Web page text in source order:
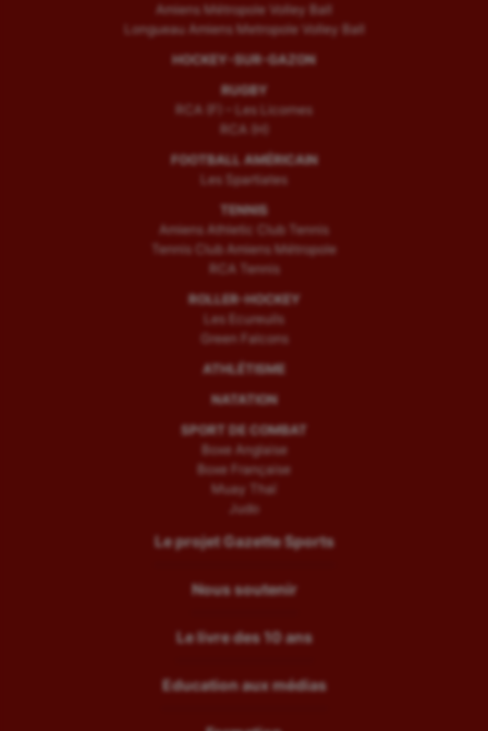
Amiens Métropole Volley Ball
Longueau Amiens Metropole Volley Ball
HOCKEY-SUR-GAZON
RUGBY
RCA (F) – Les Licornes
RCA (H)
FOOTBALL AMÉRICAIN
Les Spartiates
TENNIS
Amiens Athletic Club Tennis
Tennis Club Amiens Métropole
RCA Tennis
ROLLER-HOCKEY
Les Ecureuils
Green Falcons
ATHLÉTISME
NATATION
SPORT DE COMBAT
Boxe Anglaise
Boxe Française
Muay Thaï
Judo
Le projet Gazette Sports
Nous soutenir
Le livre des 10 ans
Education aux médias